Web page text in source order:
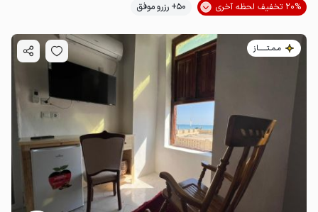
20% تخفیف لحظه آخری
50+ رزرو موفق
مـمـتــــــاز